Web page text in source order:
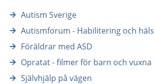
Autism Sverige
Autismforum - Habilitering och
Föräldrar med ASD
Opratat - filmer för barn och vuxna
Självhjälp på vägen